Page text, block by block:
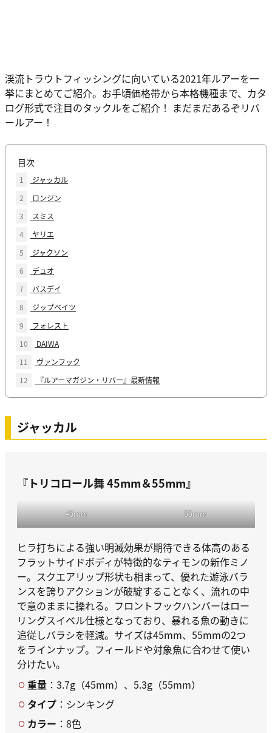
渓流トラウトフィッシングに向いている2021年ルアーを一
挙にまとめてご紹介。お手頃価格帯から本格機種まで、カタ
ログ形式で注目のタックルをご紹介！ まだまだあるぞリバ
ールアー！
目次
1
ジャッカル
2
ロンジン
3
スミス
4
ヤリエ
5
ジャクソン
6
デュオ
7
バスデイ
8
ジップベイツ
9
フォレスト
10
DAIWA
11
ヴァンフック
12
『ルアーマガジン・リバー』最新情報
ジャッカル
『トリコロール舞 45mm＆55mm』
45mm 55mm
ヒラ打ちによる強い明滅効果が期待できる体高のある
フラットサイドボディが特徴的なティモンの新作ミノ
ー。スクエアリップ形状も相まって、優れた遊泳バラ
ンスを誇りアクションが破綻することなく、流れの中
で意のままに操れる。フロントフックハンバーはロー
リングスイベル仕様となっており、暴れる魚の動きに
追従しバラシを軽減。サイズは45mm、55mmの2つ
をラインナップ。フィールドや対象魚に合わせて使い
分けたい。
重量 ：3.7g（45mm）、5.3g（55mm）
タイプ ：シンキング
カラー ：8色